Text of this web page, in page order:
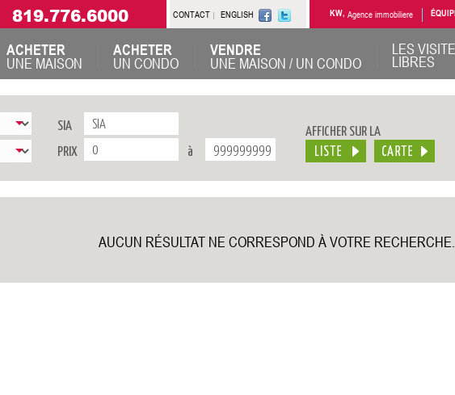
819.776.6000 CONTACT ENGLISH KW, Agence immobiliere
ACHETER
UNE MAISON
ACHETER
UN CONDO
VENDRE
UNE MAISON / UN CONDO
LES
LIBRES
SIA
PRIX
à
AFFICHER SUR LA
AUCUN RÉSULTAT NE CORRESPOND À VOTRE RECHERCHE.